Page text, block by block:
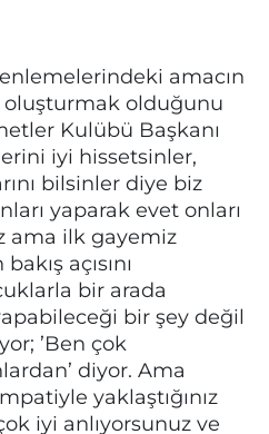
amacın
oluşturmak olduğunu
Kulübü Başkanı
iyi hissetsinler,
bilsinler diye biz
yaparak evet onları
ama ilk gayemiz
açısını
bir arada
bir şey değil
’Ben çok
diyor. Ama
yaklaştığınız
iyi anlıyorsunuz ve